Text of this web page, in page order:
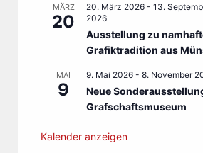
MÄRZ
20
20. März 2026 - 13.
2026
Ausstellung zu
Grafiktradition aus
MAI
9
9. Mai 2026 - 8. November
Neue
Grafschaftsmuseum
Kalender anzeigen